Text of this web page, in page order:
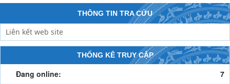
THÔNG TIN TRA CỨU
THỐNG KÊ TRUY CẬP
Đang online:
7